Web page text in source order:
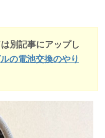
別記事にアップし
の電池交換のやり